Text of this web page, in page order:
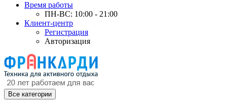
Время работы
ПН-ВС: 10:00 - 21:00
Клиент-центр
Регистрация
Авторизация
Все категории